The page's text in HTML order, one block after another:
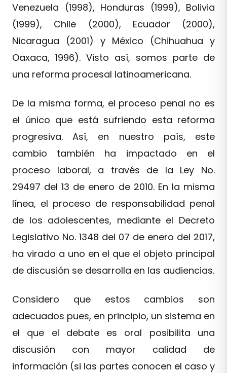
Venezuela (1998), Honduras (1999), Bolivia
(1999), Chile (2000), Ecuador (2000),
Nicaragua (2001) y México (Chihuahua y
Oaxaca, 1996). Visto así, somos parte de
una reforma procesal latinoamericana.
De la misma forma, el proceso penal no es
el único que está sufriendo esta reforma
progresiva. Así, en nuestro país, este
cambio también ha impactado en el
proceso laboral, a través de la Ley No.
29497 del 13 de enero de 2010. En la misma
línea, el proceso de responsabilidad penal
de los adolescentes, mediante el Decreto
Legislativo No. 1348 del 07 de enero del 2017,
ha virado a uno en el que el objeto principal
de discusión se desarrolla en las audiencias.
Considero que estos cambios son
adecuados pues, en principio, un sistema en
el que el debate es oral posibilita una
discusión con mayor calidad de
información (si las partes conocen el caso y